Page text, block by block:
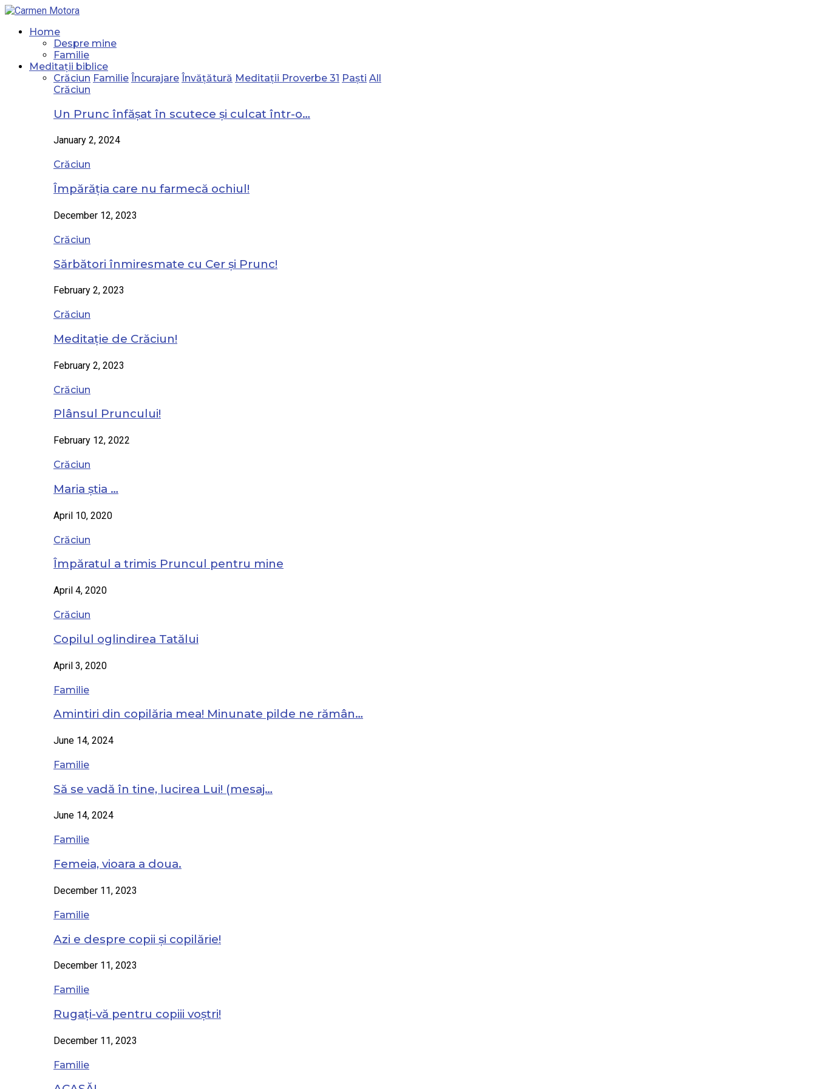
Home
Despre mine
Familie
Meditații biblice
Crăciun Familie Încurajare Învățătură Meditații Proverbe 31 Paști All
Crăciun
Un Prunc înfășat în scutece și culcat într-o…
January 2, 2024
Crăciun
Împărăția care nu farmecă ochiul!
December 12, 2023
Crăciun
Sărbători înmiresmate cu Cer și Prunc!
February 2, 2023
Crăciun
Meditație de Crăciun!
February 2, 2023
Crăciun
Plânsul Pruncului!
February 12, 2022
Crăciun
Maria știa …
April 10, 2020
Crăciun
Împăratul a trimis Pruncul pentru mine
April 4, 2020
Crăciun
Copilul oglindirea Tatălui
April 3, 2020
Familie
Amintiri din copilăria mea! Minunate pilde ne rămân…
June 14, 2024
Familie
Să se vadă în tine, lucirea Lui! (mesaj…
June 14, 2024
Familie
Femeia, vioara a doua.
December 11, 2023
Familie
Azi e despre copii și copilărie!
December 11, 2023
Familie
Rugați-vă pentru copiii voștri!
December 11, 2023
Familie